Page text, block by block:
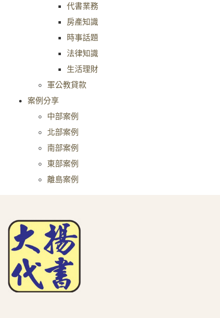
代書業務
房產知識
時事話題
法律知識
生活理財
軍公教貸款
案例分享
中部案例
北部案例
南部案例
東部案例
離島案例